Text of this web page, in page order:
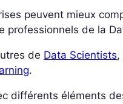
peuvent mieux
professionnels de la
de Data Scientists,
.
différents éléments